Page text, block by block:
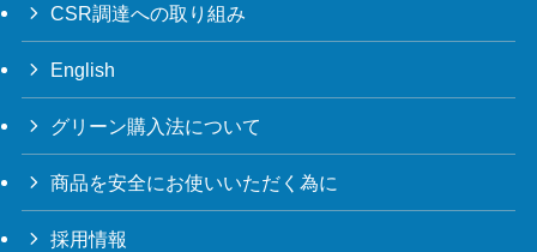
CSR調達への取り組み
English
グリーン購入法について
商品を安全にお使いいただく為に
採用情報